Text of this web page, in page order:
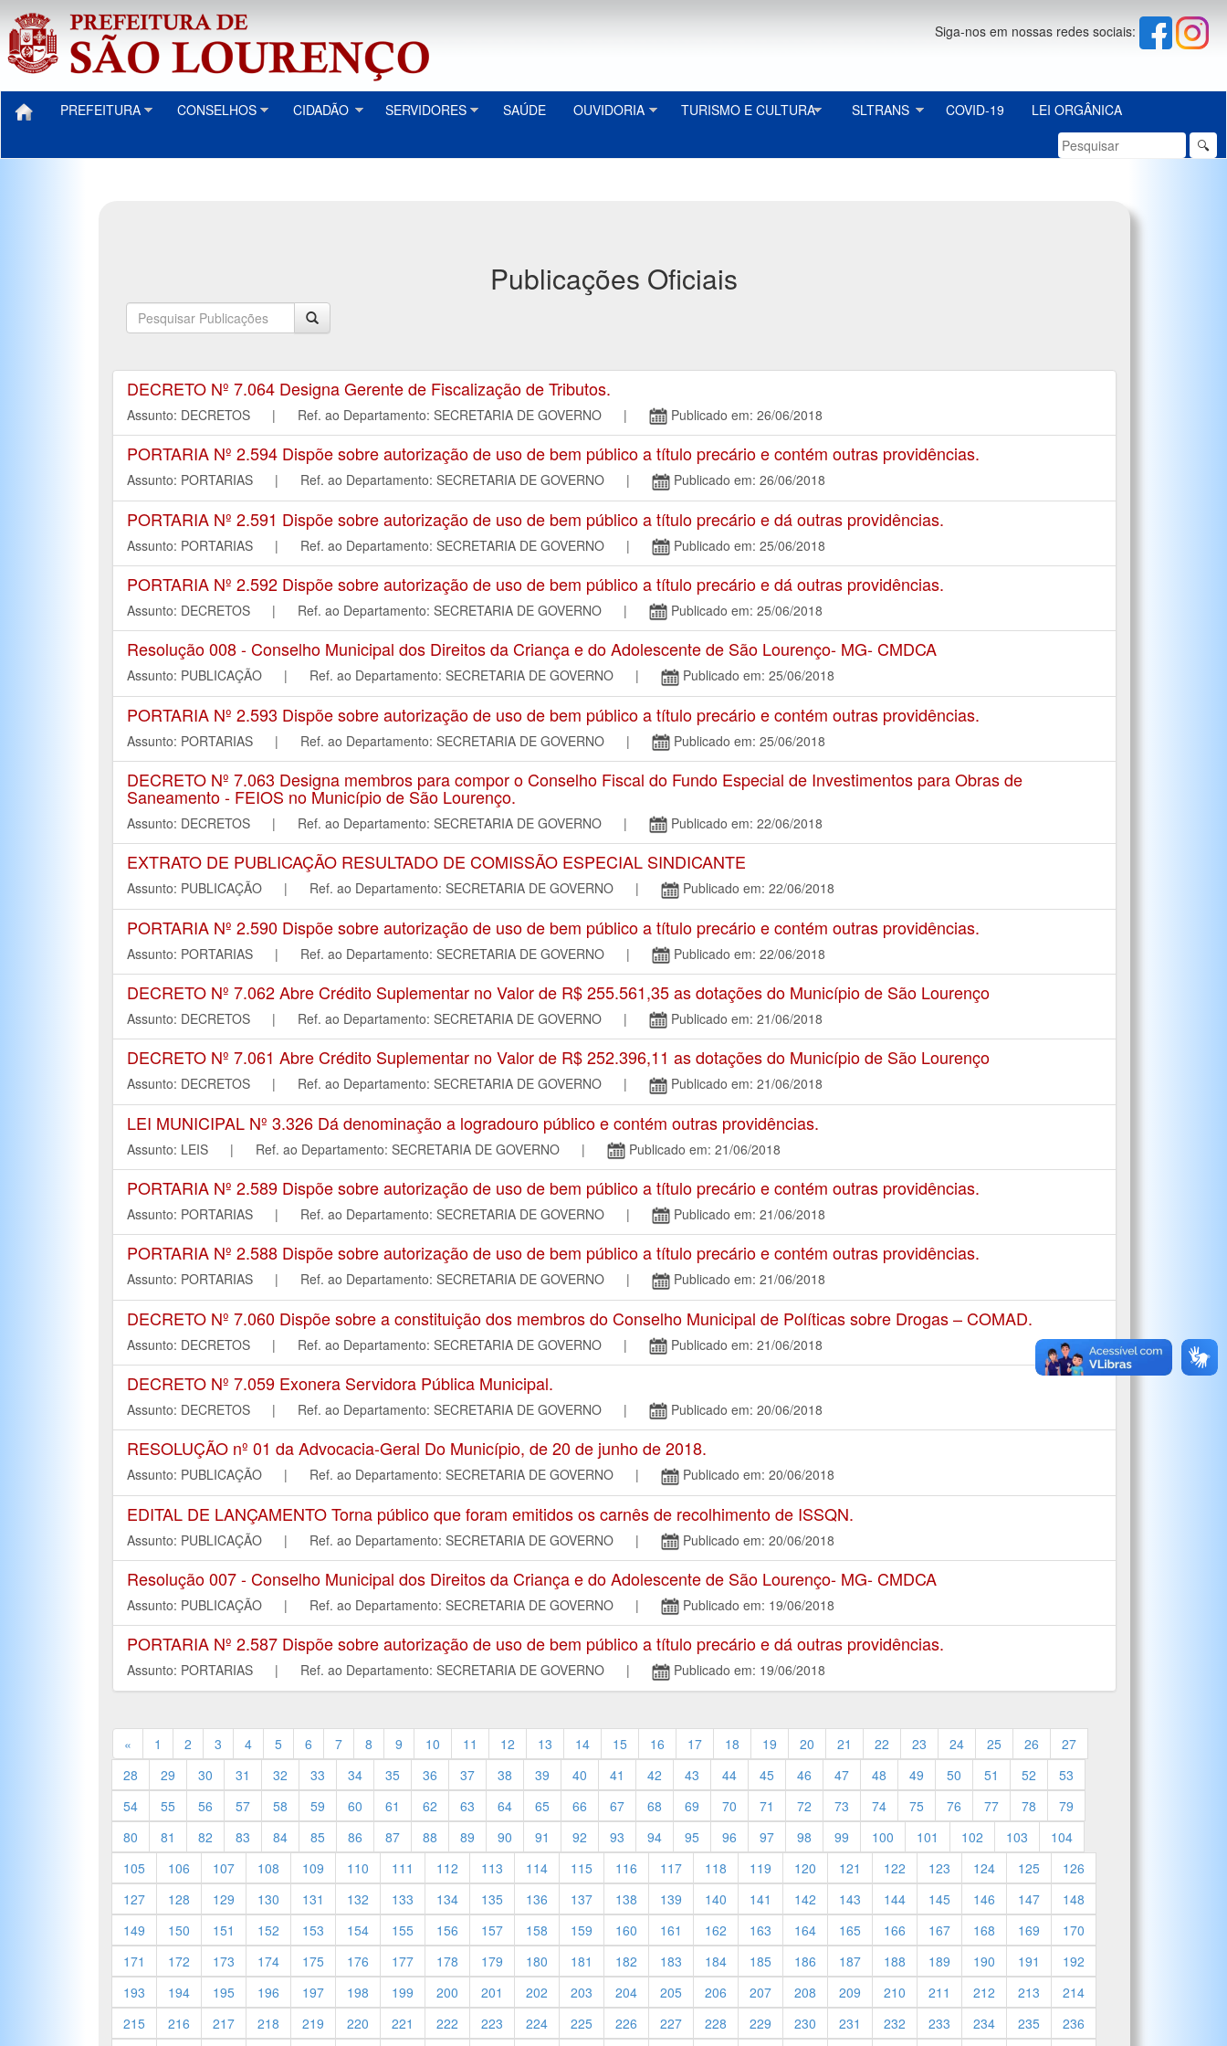
Siga-nos em nossas redes sociais:
PREFEITURA CONSELHOS CIDADÃO SERVIDORES SAÚDE OUVIDORIA TURISMO E CULTURA SLTRANS COVID-19
LEI ORGÂNICA
🔍
Publicações Oficiais
DECRETO Nº 7.064 Designa Gerente de Fiscalização de Tributos.
Assunto: DECRETOS | Ref. ao Departamento: SECRETARIA DE GOVERNO | Publicado em: 26/06/2018
PORTARIA Nº 2.594 Dispõe sobre autorização de uso de bem público a título precário e contém outras providências.
Assunto: PORTARIAS | Ref. ao Departamento: SECRETARIA DE GOVERNO | Publicado em: 26/06/2018
PORTARIA Nº 2.591 Dispõe sobre autorização de uso de bem público a título precário e dá outras providências.
Assunto: PORTARIAS | Ref. ao Departamento: SECRETARIA DE GOVERNO | Publicado em: 25/06/2018
PORTARIA Nº 2.592 Dispõe sobre autorização de uso de bem público a título precário e dá outras providências.
Assunto: DECRETOS | Ref. ao Departamento: SECRETARIA DE GOVERNO | Publicado em: 25/06/2018
Resolução 008 - Conselho Municipal dos Direitos da Criança e do Adolescente de São Lourenço- MG- CMDCA
Assunto: PUBLICAÇÃO | Ref. ao Departamento: SECRETARIA DE GOVERNO | Publicado em: 25/06/2018
PORTARIA Nº 2.593 Dispõe sobre autorização de uso de bem público a título precário e contém outras providências.
Assunto: PORTARIAS | Ref. ao Departamento: SECRETARIA DE GOVERNO | Publicado em: 25/06/2018
DECRETO Nº 7.063 Designa membros para compor o Conselho Fiscal do Fundo Especial de Investimentos para Obras de
Saneamento - FEIOS no Município de São Lourenço.
Assunto: DECRETOS | Ref. ao Departamento: SECRETARIA DE GOVERNO | Publicado em: 22/06/2018
EXTRATO DE PUBLICAÇÃO RESULTADO DE COMISSÃO ESPECIAL SINDICANTE
Assunto: PUBLICAÇÃO | Ref. ao Departamento: SECRETARIA DE GOVERNO | Publicado em: 22/06/2018
PORTARIA Nº 2.590 Dispõe sobre autorização de uso de bem público a título precário e contém outras providências.
Assunto: PORTARIAS | Ref. ao Departamento: SECRETARIA DE GOVERNO | Publicado em: 22/06/2018
DECRETO Nº 7.062 Abre Crédito Suplementar no Valor de R$ 255.561,35 as dotações do Município de São Lourenço
Assunto: DECRETOS | Ref. ao Departamento: SECRETARIA DE GOVERNO | Publicado em: 21/06/2018
DECRETO Nº 7.061 Abre Crédito Suplementar no Valor de R$ 252.396,11 as dotações do Município de São Lourenço
Assunto: DECRETOS | Ref. ao Departamento: SECRETARIA DE GOVERNO | Publicado em: 21/06/2018
LEI MUNICIPAL Nº 3.326 Dá denominação a logradouro público e contém outras providências.
Assunto: LEIS | Ref. ao Departamento: SECRETARIA DE GOVERNO | Publicado em: 21/06/2018
PORTARIA Nº 2.589 Dispõe sobre autorização de uso de bem público a título precário e contém outras providências.
Assunto: PORTARIAS | Ref. ao Departamento: SECRETARIA DE GOVERNO | Publicado em: 21/06/2018
PORTARIA Nº 2.588 Dispõe sobre autorização de uso de bem público a título precário e contém outras providências.
Assunto: PORTARIAS | Ref. ao Departamento: SECRETARIA DE GOVERNO | Publicado em: 21/06/2018
DECRETO Nº 7.060 Dispõe sobre a constituição dos membros do Conselho Municipal de Políticas sobre Drogas – COMAD.
Assunto: DECRETOS | Ref. ao Departamento: SECRETARIA DE GOVERNO | Publicado em: 21/06/2018
DECRETO Nº 7.059 Exonera Servidora Pública Municipal.
Assunto: DECRETOS | Ref. ao Departamento: SECRETARIA DE GOVERNO | Publicado em: 20/06/2018
RESOLUÇÃO nº 01 da Advocacia-Geral Do Município, de 20 de junho de 2018.
Assunto: PUBLICAÇÃO | Ref. ao Departamento: SECRETARIA DE GOVERNO | Publicado em: 20/06/2018
EDITAL DE LANÇAMENTO Torna público que foram emitidos os carnês de recolhimento de ISSQN.
Assunto: PUBLICAÇÃO | Ref. ao Departamento: SECRETARIA DE GOVERNO | Publicado em: 20/06/2018
Resolução 007 - Conselho Municipal dos Direitos da Criança e do Adolescente de São Lourenço- MG- CMDCA
Assunto: PUBLICAÇÃO | Ref. ao Departamento: SECRETARIA DE GOVERNO | Publicado em: 19/06/2018
PORTARIA Nº 2.587 Dispõe sobre autorização de uso de bem público a título precário e dá outras providências.
Assunto: PORTARIAS | Ref. ao Departamento: SECRETARIA DE GOVERNO | Publicado em: 19/06/2018
« 1 2 3 4 5 6 7 8 9 10 11 12 13 14 15 16 17 18 19 20 21 22 23 24 25 26
27
28
29 30 31 32 33 34 35 36 37 38 39 40 41 42 43 44 45 46 47 48 49 50 51 52
53
54
55 56 57 58 59 60 61 62 63 64 65 66 67 68 69 70 71 72 73 74 75 76 77 78
79
80
81 82 83 84 85 86 87 88 89 90 91 92 93 94 95 96 97 98 99 100 101 102 103
104
105
106 107 108 109 110 111 112 113 114 115 116 117 118 119 120 121 122 123 124 125
126
127
128 129 130 131 132 133 134 135 136 137 138 139 140 141 142 143 144 145 146 147
148
149
150 151 152 153 154 155 156 157 158 159 160 161 162 163 164 165 166 167 168 169
170
171
172 173 174 175 176 177 178 179 180 181 182 183 184 185 186 187 188 189 190 191
192
193
194 195 196 197 198 199 200 201 202 203 204 205 206 207 208 209 210 211 212 213
214
215
216 217 218 219 220 221 222 223 224 225 226 227 228 229 230 231 232 233 234 235
236